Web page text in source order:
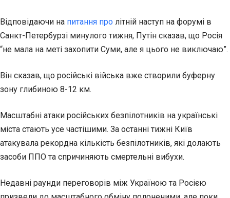
Відповідаючи на питання про літній наступ на форумі в
Санкт-Петербурзі минулого тижня, Путін сказав, що Росія
“не мала на меті захопити Суми, але я цього не виключаю”.
Він сказав, що російські війська вже створили буферну
зону глибиною 8-12 км.
Масштабні атаки російських безпілотників на українські
міста стають усе частішими. За останні тижні Київ
атакувала рекордна кількість безпілотників, які долають
засоби ППО та спричиняють смертельні вибухи.
Недавні раунди переговорів між Україною та Росією